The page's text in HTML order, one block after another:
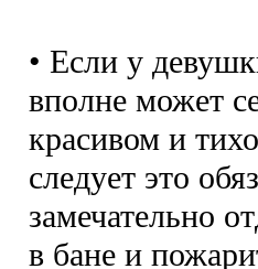
• Если у
вполне может
красивом и
следует это
замечательно
в бане и